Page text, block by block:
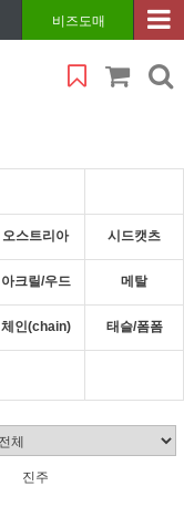
비즈도매
오스트리아 시드캣츠
아크릴/우드 메탈
체인(chain) 태슬/폼폼
진주